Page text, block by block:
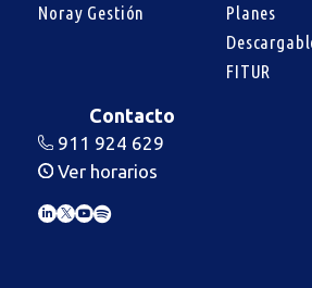
Noray Gestión
Planes
FITUR
Contacto
Ver horarios
911 924 629